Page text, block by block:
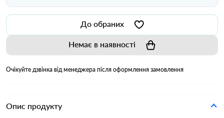
До обраних
Немає в наявності
Очікуйте дзвінка від менеджера після оформлення замовлення
Опис продукту